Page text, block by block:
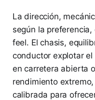
La dirección,
según la
feel. El chasis,
conductor explotar
en carretera abierta
rendimiento
calibrada para